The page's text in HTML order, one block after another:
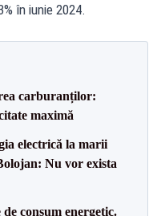
în iunie 2024.
carburanților:
maximă
electrică la marii
Nu vor exista
consum energetic.